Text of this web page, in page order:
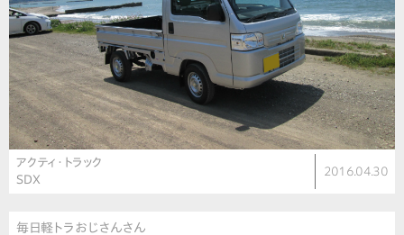
アクティ・トラック
SDX
2016.04.30
毎日軽トラおじさんさん